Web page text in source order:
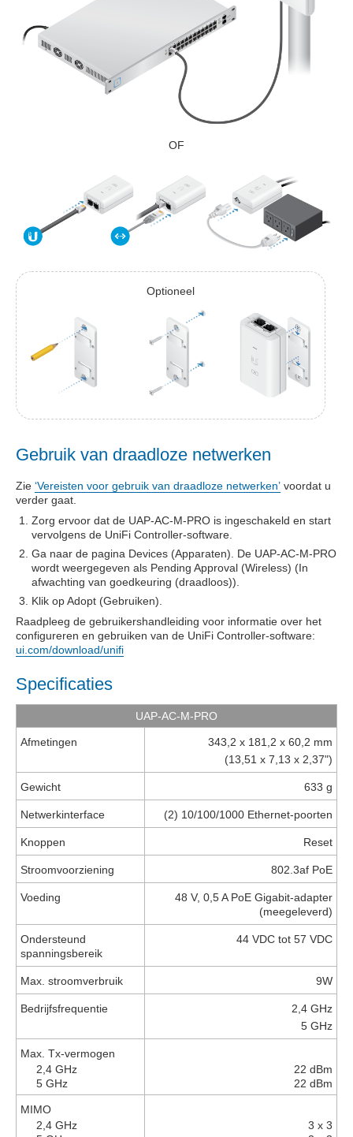
OF
Optioneel
Gebruik van draadloze netwerken
Zie ‘Vereisten voor gebruik van draadloze netwerken’ voordat u
verder gaat.
Zorg ervoor dat de UAP-AC-M-PRO is ingeschakeld en start
vervolgens de UniFi Controller-software.
Ga naar de pagina Devices (Apparaten). De UAP-AC-M-PRO
wordt weergegeven als Pending Approval (Wireless) (In
afwachting van goedkeuring (draadloos)).
Klik opAdopt (Gebruiken).
Raadpleeg de gebruikershandleiding voor informatie over het
configureren en gebruiken van de UniFi Controller-software:
ui.com/download/unifi
Specificaties
UAP-AC-M-PRO
Afmetingen
343,2 x 181,2 x 60,2 mm
(13,51 x 7,13 x 2,37")
Gewicht 633 g
Netwerkinterface (2) 10/100/1000 Ethernet-poorten
Knoppen Reset
Stroomvoorziening 802.3af PoE
Voeding
48 V, 0,5 A PoE Gigabit-adapter
(meegeleverd)
Ondersteund
spanningsbereik
44 VDC tot 57 VDC
Max. stroomverbruik 9W
Bedrijfsfrequentie
2,4 GHz
5 GHz
Max. Tx-vermogen
2,4 GHz
5 GHz
22 dBm
22 dBm
MIMO
2,4 GHz
3 x 3